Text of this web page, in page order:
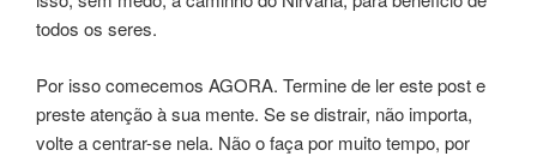
todos os seres.
Por isso comecemos AGORA. Termine de ler este post e
preste atenção à sua mente. Se se distrair, não importa,
volte a centrar-se nela. Não o faça por muito tempo, por